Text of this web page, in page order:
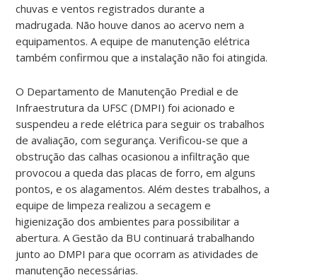
chuvas e ventos registrados durante a
madrugada. Não houve danos ao acervo nem a
equipamentos. A equipe de manutenção elétrica
também confirmou que a instalação não foi atingida.
O Departamento de Manutenção Predial e de
Infraestrutura da UFSC (DMPI) foi acionado e
suspendeu a rede elétrica para seguir os trabalhos
de avaliação, com segurança. Verificou-se que a
obstrução das calhas ocasionou a infiltração que
provocou a queda das placas de forro, em alguns
pontos, e os alagamentos. Além destes trabalhos, a
equipe de limpeza realizou a secagem e
higienização dos ambientes para possibilitar a
abertura. A Gestão da BU continuará trabalhando
junto ao DMPI para que ocorram as atividades de
manutenção necessárias.